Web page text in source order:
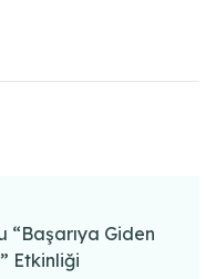
“Başarıya Giden
Etkinliği